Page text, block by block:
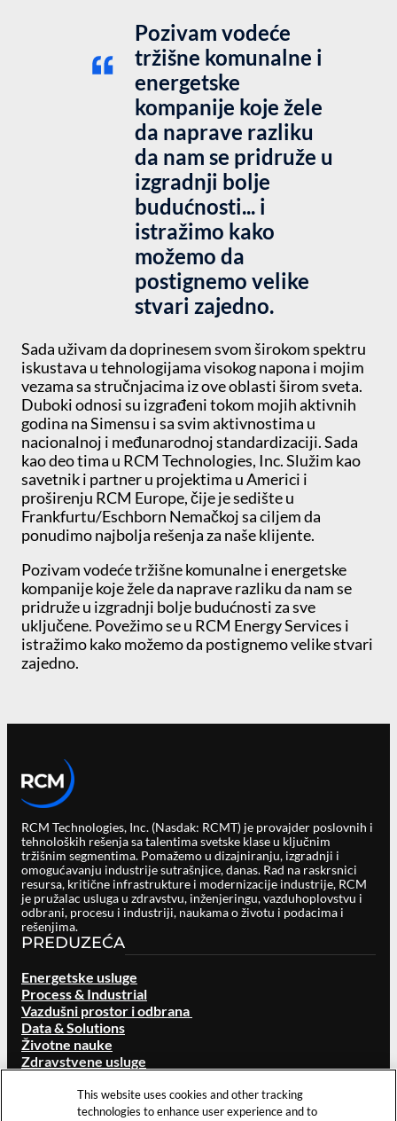
Pozivam vodeće
tržišne komunalne i
energetske
kompanije koje žele
da naprave razliku
da nam se pridruže u
izgradnji bolje
budućnosti... i
istražimo kako
možemo da
postignemo velike
stvari zajedno.
Sada uživam da doprinesem svom širokom spektru
iskustava u tehnologijama visokog napona i mojim
vezama sa stručnjacima iz ove oblasti širom sveta.
Duboki odnosi su izgrađeni tokom mojih aktivnih
godina na Simensu i sa svim aktivnostima u
nacionalnoj i međunarodnoj standardizaciji. Sada
kao deo tima u RCM Technologies, Inc. Služim kao
savetnik i partner u projektima u Americi i
proširenju RCM Europe, čije je sedište u
Frankfurtu/Eschborn Nemačkoj sa ciljem da
ponudimo najbolja rešenja za naše klijente.
Pozivam vodeće tržišne komunalne i energetske
kompanije koje žele da naprave razliku da nam se
pridruže u izgradnji bolje budućnosti za sve
uključene. Povežimo se u RCM Energy Services i
istražimo kako možemo da postignemo velike stvari
zajedno.
RCM Technologies, Inc. (Nasdak: RCMT) je provajder poslovnih i
tehnoloških rešenja sa talentima svetske klase u ključnim
tržišnim segmentima. Pomažemo u dizajniranju, izgradnji i
omogućavanju industrije sutrašnjice, danas. Rad na raskrsnici
resursa, kritične infrastrukture i modernizacije industrije, RCM
je pružalac usluga u zdravstvu, inženjeringu, vazduhoplovstvu i
odbrani, procesu i industriji, naukama o životu i podacima i
rešenjima.
PREDUZEĆA
Energetske usluge
Process & Industrial
Vazdušni prostor i odbrana
Data & Solutions
Životne nauke
Zdravstvene usluge
This website uses cookies and other tracking
technologies to enhance user experience and to